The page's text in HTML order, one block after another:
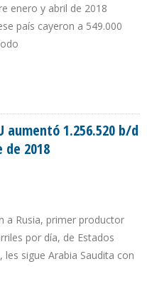
enero y abril de 2018
país cayeron a 549.000
aumentó 1.256.520 b/d
2018
a Rusia, primer productor
por día, de Estados
sigue Arabia Saudita con